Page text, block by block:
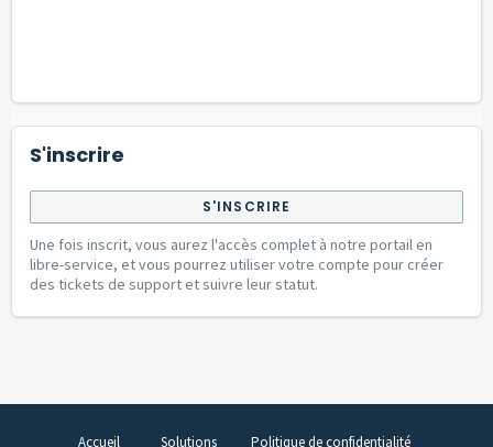
S'inscrire
S'INSCRIRE
Une fois inscrit, vous aurez l'accès complet à notre portail en
libre-service, et vous pourrez utiliser votre compte pour créer
des tickets de support et suivre leur statut.
Accueil Solutions Politique de confidentialité